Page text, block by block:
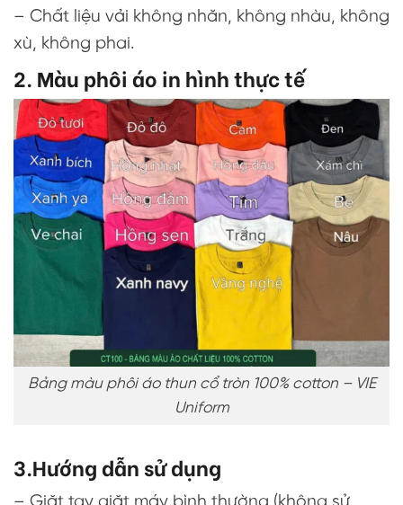
– Chất liệu vải không nhăn, không nhàu, không
xù, không phai.
2. Màu phôi áo in hình thực tế
Bảng màu phôi áo thun cổ tròn 100% cotton – VIE
Uniform
3.Hướng dẫn sử dụng